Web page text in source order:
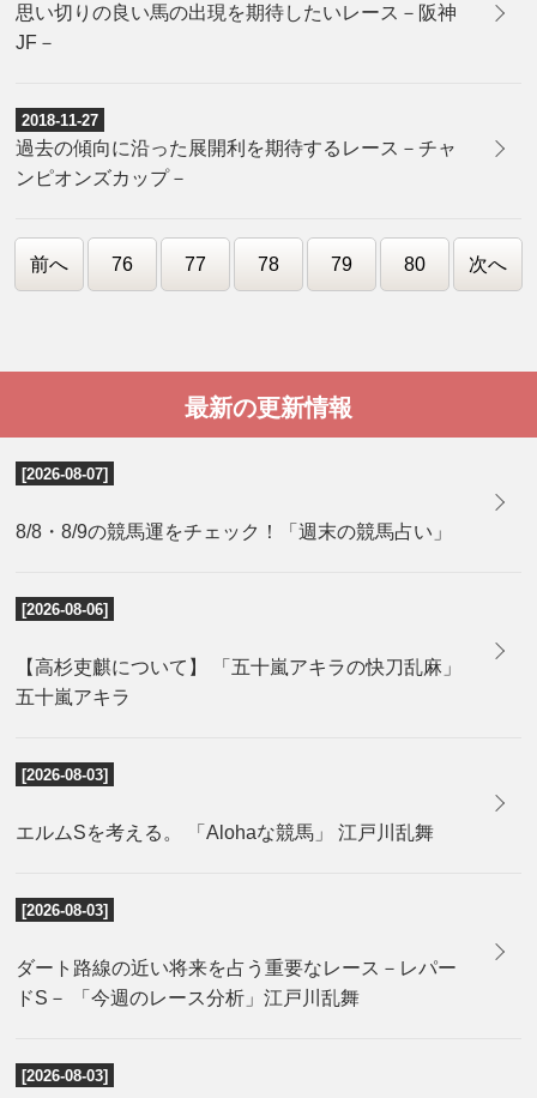
思い切りの良い馬の出現を期待したいレース－阪神
JF－
2018-11-27
過去の傾向に沿った展開利を期待するレース－チャ
ンピオンズカップ－
前へ 76 77 78 79 80 次へ
最新の更新情報
[2026-08-07]
8/8・8/9の競馬運をチェック！「週末の競馬占い」
[2026-08-06]
【高杉吏麒について】 「五十嵐アキラの快刀乱麻」
五十嵐アキラ
[2026-08-03]
エルムSを考える。 「Alohaな競馬」 江戸川乱舞
[2026-08-03]
ダート路線の近い将来を占う重要なレース－レパー
ドS－ 「今週のレース分析」江戸川乱舞
[2026-08-03]